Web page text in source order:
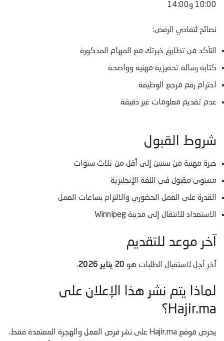
10:00 و14:00
نصائح لتفادي الرفض:
التأكد من تطابق خبرتك مع المهام المذكورة
كتابة رسالة تحفيزية مهنية وواضحة
احترام رقم مرجع الوظيفة
عدم تقديم معلومات غير دقيقة
شروط القبول
خبرة مهنية من سنتين إلى أقل من ثلاث سنوات
مستوى مقبول في اللغة الإنجليزية
القدرة على العمل الحضوري والالتزام بساعات العمل
الاستعداد للانتقال إلى مدينة Winnipeg
آخر موعد للتقديم
آخر أجل لاستقبال الطلبات هو 20 يناير 2026 .
لماذا يتم نشر هذا الإعلان على
Hajir.ma؟
يحرص موقع Hajir.ma على نشر فرص العمل والهجرة المعتمدة فقط،